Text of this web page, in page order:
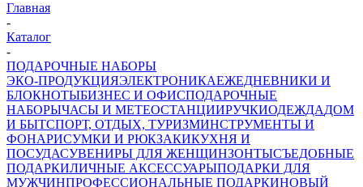
Главная
-
Каталог
-
ПОДАРОЧНЫЕ НАБОРЫ
ЭКО-ПРОДУКЦИЯЭЛЕКТРОНИКАЕЖЕДНЕВНИКИ И
БЛОКНОТЫБИЗНЕС И ОФИСПОДАРОЧНЫЕ
НАБОРЫЧАСЫ И МЕТЕОСТАНЦИИРУЧКИОДЕЖДАДОМ
И БЫТСПОРТ, ОТДЫХ, ТУРИЗМИНСТРУМЕНТЫ И
ФОНАРИСУМКИ И РЮКЗАКИКУХНЯ И
ПОСУДАСУВЕНИРЫ ДЛЯ ЖЕНЩИНЗОНТЫСЪЕДОБНЫЕ
ПОДАРКИЛИЧНЫЕ АКСЕССУАРЫПОДАРКИ ДЛЯ
МУЖЧИНПРОФЕССИОНАЛЬНЫЕ ПОДАРКИНОВЫЙ